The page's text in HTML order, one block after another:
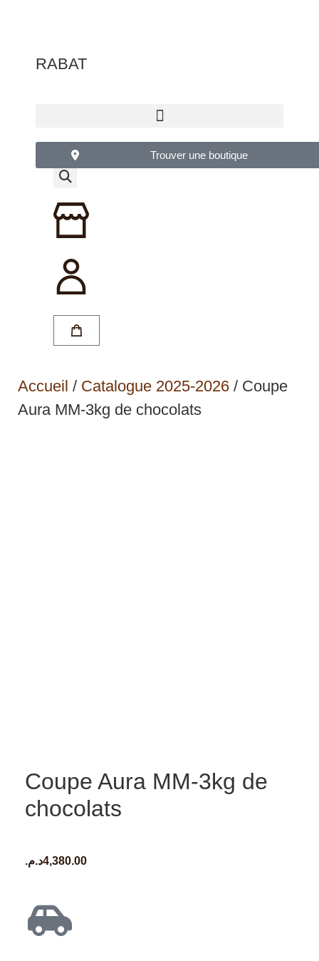
RABAT
Trouver une boutique
Accueil / Catalogue 2025-2026 / Coupe
Aura MM-3kg de chocolats
Coupe Aura MM-3kg de
chocolats
4,380.00د.م.